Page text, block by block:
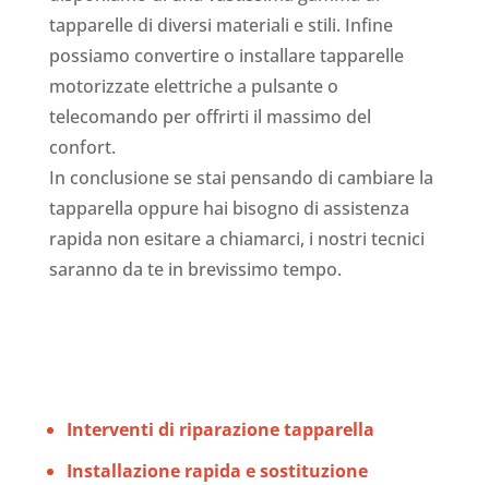
tapparelle di diversi materiali e stili. Infine
possiamo convertire o installare tapparelle
motorizzate elettriche a pulsante o
telecomando per offrirti il massimo del
confort.
In conclusione se stai pensando di cambiare la
tapparella oppure hai bisogno di assistenza
rapida non esitare a chiamarci, i nostri tecnici
saranno da te in brevissimo tempo.
Interventi di riparazione tapparella
Installazione rapida e sostituzione